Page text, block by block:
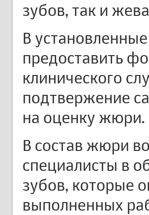
зубов, так и
В
предоставить
клинического
подтвержение
на оценку жюри.
В состав жюри
специалисты в
зубов, которые
выполненных